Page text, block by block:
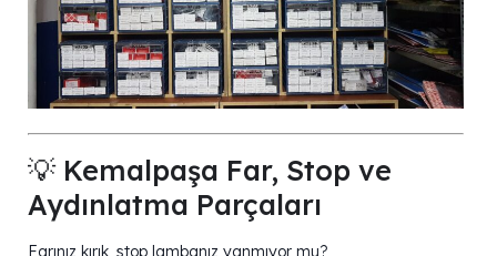
💡 Kemalpaşa Far, Stop ve
Aydınlatma Parçaları
Farınız kırık, stop lambanız yanmıyor mu?